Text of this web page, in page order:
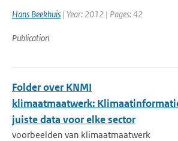
Hans Beekhuis | Year: 2012 | Pages: 42
Publication
Folder over KNMI
klimaatmaatwerk:
juiste data voor elke sector
voorbeelden van klimaatmaatwerk